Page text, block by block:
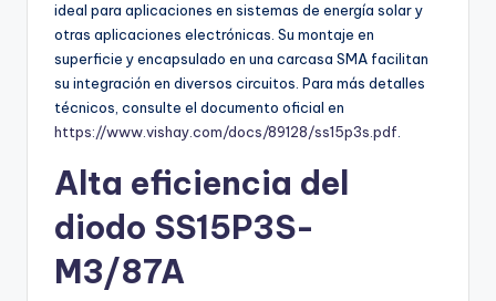
ideal para aplicaciones en sistemas de energía solar y
otras aplicaciones electrónicas. Su montaje en
superficie y encapsulado en una carcasa SMA facilitan
su integración en diversos circuitos. Para más detalles
técnicos, consulte el documento oficial en
https://www.vishay.com/docs/89128/ss15p3s.pdf.
Alta eficiencia del
diodo SS15P3S-
M3/87A